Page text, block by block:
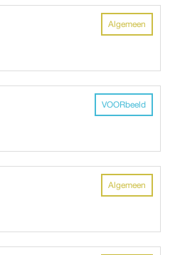
Algemeen
VOORbeeld
Algemeen